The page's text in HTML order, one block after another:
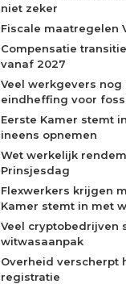
niet zeker
Fiscale maatregelen
Compensatie
vanaf 2027
Veel werkgevers
eindheffing voor
Eerste Kamer stemt
ineens opnemen
Wet werkelijk
Prinsjesdag
Flexwerkers krijgen
Kamer stemt in met
Veel cryptobedrijven
witwasaanpak
Overheid verscherpt
registratie